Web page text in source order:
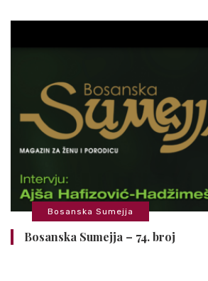
Bosanska Sumejja
Bosanska Sumejja – 74. broj